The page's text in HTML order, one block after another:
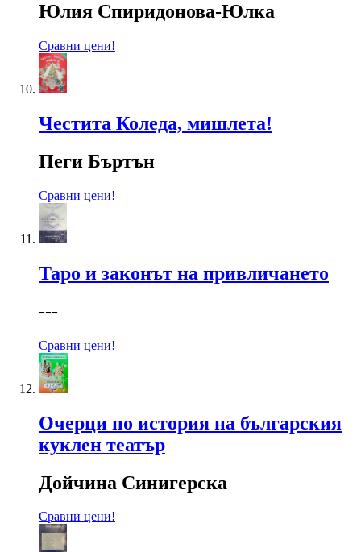
Юлия Спиридонова-Юлка
Сравни цени!
Честита Коледа, мишлета!
Пеги Бъртън
Сравни цени!
Таро и законът на привличането
---
Сравни цени!
Очерци по история на българския
куклен театър
Дойчина Синигерска
Сравни цени!